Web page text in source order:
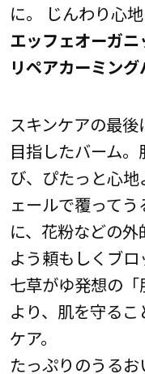
に。 じんわり心
エッフェオーガニ
リペアカーミン
スキンケアの最
目指したバーム
び、ぴたっと心
ェールで覆って
に、花粉などの
よう頼もしくブロ
七草がゆ発想の
より、肌を守る
ケア。
たっぷりのうる